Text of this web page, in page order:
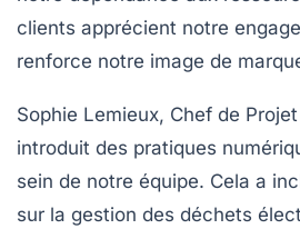
clients apprécient notre
renforce notre image de
Sophie Lemieux, Chef de
introduit des pratiques
sein de notre équipe. Cela a
sur la gestion des déchets